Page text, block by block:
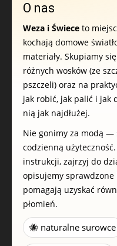
O nas
Weza i Świece to
kochają domowe
materiały. Skupiamy
różnych wosków (ze
pszczeli) oraz na
jak robić, jak palić i jak
nią jak najdłużej.
Nie gonimy za modą —
codzienną
instrukcji, zajrzyj do
opisujemy
pomagają uzyskać
płomień.
🐝 naturalne surowce